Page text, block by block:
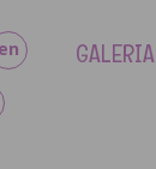
en GALERIA